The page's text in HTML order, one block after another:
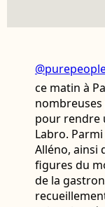
ce matin à
pour rendre
Labro.
Alléno, ainsi
figures du
de la